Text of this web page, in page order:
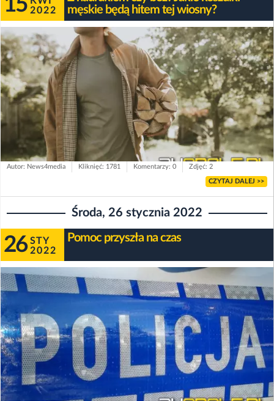
15 2022
męskie będą hitem tej wiosny?
Autor: News4media Kliknięć: 1781 Komentarzy: 0 Zdjęć: 2
CZYTAJ DALEJ >>
Środa, 26 stycznia 2022
26 STY
2022
Pomoc przyszła na czas